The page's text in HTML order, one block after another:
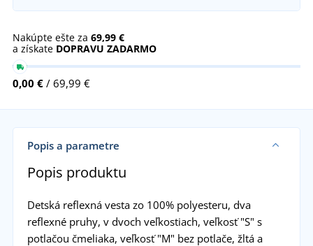
Nakúpte ešte za 69,99 €
a získate DOPRAVU ZADARMO
0,00 € / 69,99 €
Popis a parametre
Popis produktu
Detská reflexná vesta zo 100% polyesteru, dva
reflexné pruhy, v dvoch veľkostiach, veľkosť "S" s
potlačou čmeliaka, veľkosť "M" bez potlače, žltá a